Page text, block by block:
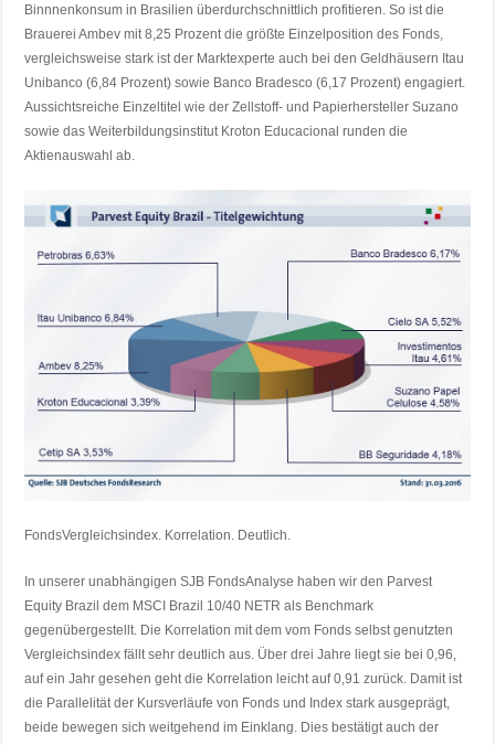
Binnnenkonsum in Brasilien überdurchschnittlich profitieren. So ist die
Brauerei Ambev mit 8,25 Prozent die größte Einzelposition des Fonds,
vergleichsweise stark ist der Marktexperte auch bei den Geldhäusern Itau
Unibanco (6,84 Prozent) sowie Banco Bradesco (6,17 Prozent) engagiert.
Aussichtsreiche Einzeltitel wie der Zellstoff- und Papierhersteller Suzano
sowie das Weiterbildungsinstitut Kroton Educacional runden die
Aktienauswahl ab.
FondsVergleichsindex. Korrelation. Deutlich.
In unserer unabhängigen SJB FondsAnalyse haben wir den Parvest
Equity Brazil dem MSCI Brazil 10/40 NETR als Benchmark
gegenübergestellt. Die Korrelation mit dem vom Fonds selbst genutzten
Vergleichsindex fällt sehr deutlich aus. Über drei Jahre liegt sie bei 0,96,
auf ein Jahr gesehen geht die Korrelation leicht auf 0,91 zurück. Damit ist
die Parallelität der Kursverläufe von Fonds und Index stark ausgeprägt,
beide bewegen sich weitgehend im Einklang. Dies bestätigt auch der